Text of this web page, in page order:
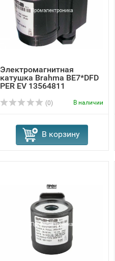
Электромагнитная
катушка Brahma BE7*DFD
PER EV 13564811
(0) В наличии
В корзину